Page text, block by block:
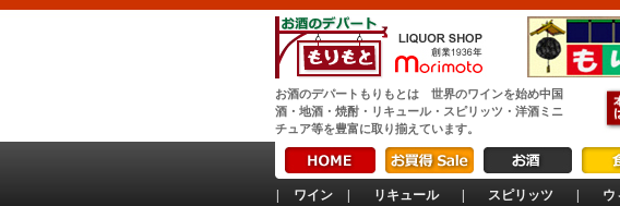
お酒のデパートもりもとは 世界のワインを始め中国
酒・地酒・焼酎・リキュール・スピリッツ・洋酒ミニ
チュア等を豊富に取り揃えています。
ワイン リキュール スピリッツ ウ